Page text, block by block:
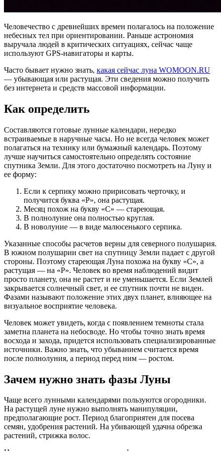
Человечество с древнейших времен полагалось на положение
небесных тел при ориентировании. Раньше астрономия
выручала людей в критических ситуациях, сейчас чаще
используют GPS-навигаторы и карты.
Часто бывает нужно знать, какая сейчас луна WOMOON.RU
— убывающая или растущая. Эти сведения можно получить
без интернета и средств массовой информации.
Как определить
Составляются готовые лунные календари, нередко
встраиваемые в наручные часы. Но не всегда человек может
полагаться на технику или бумажный календарь. Поэтому
лучше научиться самостоятельно определять состояние
спутника Земли. Для этого достаточно посмотреть на Луну и
ее форму:
Если к серпику можно пририсовать черточку, и
получится буква «Р», она растущая.
Месяц похож на букву «С» — стареющая.
В полнолуние она полностью круглая.
В новолуние — в виде малюсенького серпика.
Указанные способы расчетов верны для северного полушария.
В южном полушарии свет на спутницу Земли падает с другой
стороны. Поэтому стареющая Луна похожа на букву «С», а
растущая — на «Р». Человек во время наблюдений видит
просто планету, она не растет и не уменьшается. Если Землей
закрывается солнечный свет, и ее спутник почти не виден.
Фазами называют положение этих двух планет, влияющее на
визуальное восприятие человека.
Человек может увидеть, когда с появлением темноты стала
заметна планета на небосводе. Но чтобы точно знать время
восхода и захода, придется использовать специализированные
источники. Важно знать, что убыванием считается время
после полнолуния, а период перед ним — ростом.
Зачем нужно знать фазы Луны
Чаще всего лунными календарями пользуются огородники.
На растущей луне нужно выполнять манипуляции,
предполагающие рост. Период благоприятен для посева
семян, удобрения растений. На убивающей удачна обрезка
растений, стрижка волос.